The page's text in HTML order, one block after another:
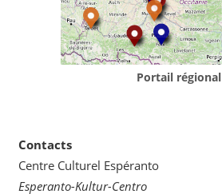
Portail régional
Contacts
Centre Culturel Espéranto
Esperanto-Kultur-Centro